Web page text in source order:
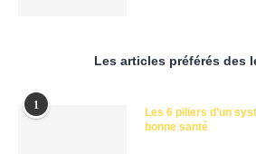
Les articles préférés des
1
Les 6 piliers d’un
bonne santé